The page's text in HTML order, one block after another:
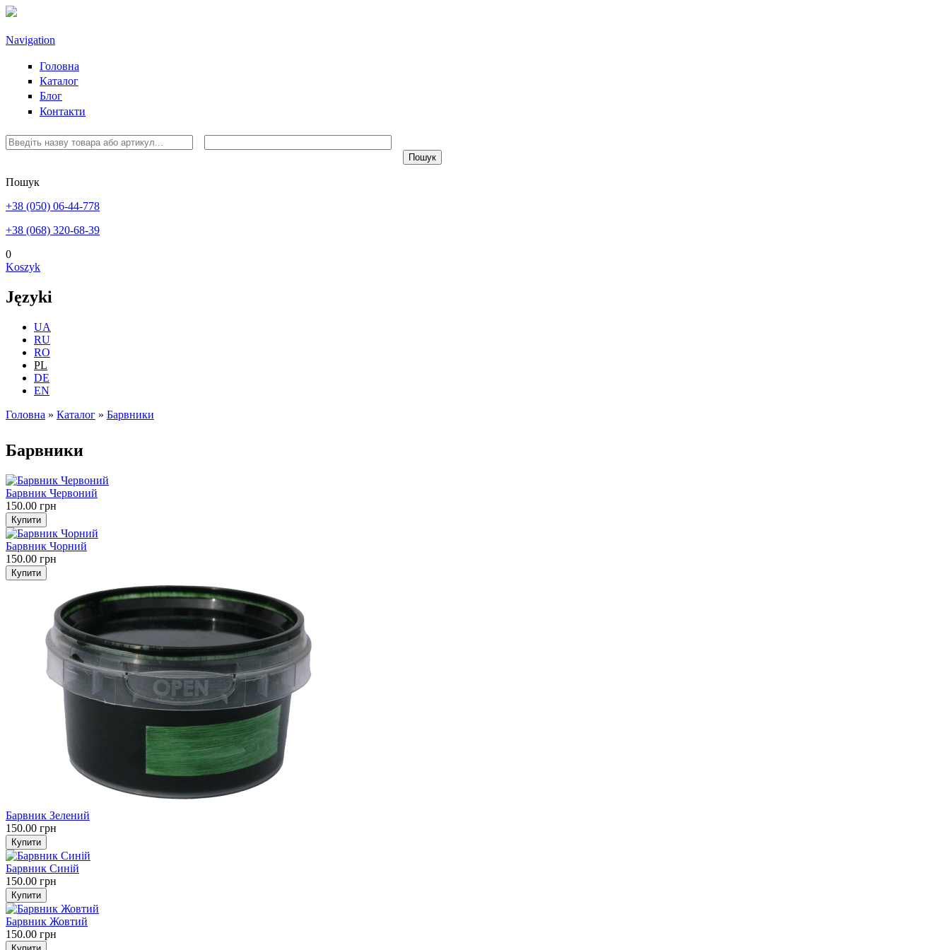
Przejdź do treści
Navigation
Головна
Каталог
Блог
Контакти
Пошук
+38 (050) 06-44-778
+38 (068) 320-68-39
0
Koszyk
Języki
UA
RU
RO
PL
DE
EN
Головна » Каталог » Барвники
Барвники
Барвник Червоний
150.00 грн
Барвник Чорний
150.00 грн
Барвник Зелений
150.00 грн
Барвник Синій
150.00 грн
Барвник Жовтий
150.00 грн